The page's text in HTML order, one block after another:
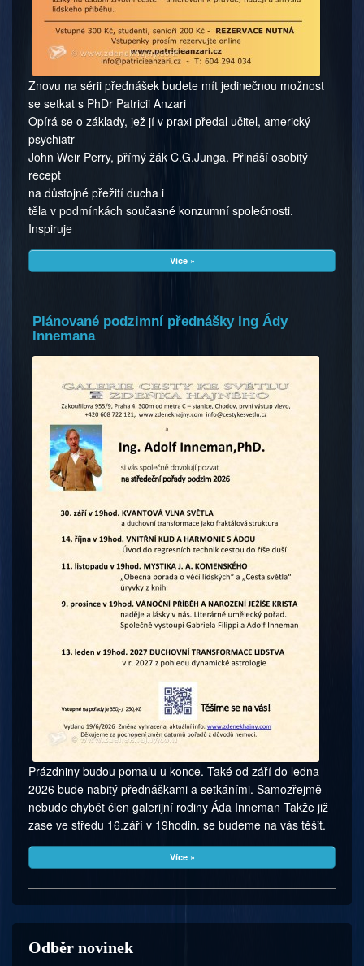
Znovu na sérii přednášek budete mít jedinečnou možnost
se setkat s PhDr Patricii Anzari
Opírá se o základy, jež jí v praxi předal učitel, americký
psychiatr
John Weir Perry, přímý žák C.G.Junga. Přináší osobitý
recept
na důstojné přežití ducha i
těla v podmínkách současné konzumní společnosti.
Inspiruje
Více »
Plánované podzimní přednášky Ing Ády
Innemana
Prázdniny budou pomalu u konce. Také od září do ledna
2026 bude nabitý přednáškami a setkáními. Samozřejmě
nebude chybět člen galerijní rodiny Áda Inneman Takže již
zase ve středu 16.září v 19hodin. se budeme na vás těšit.
Více »
Odběr novinek